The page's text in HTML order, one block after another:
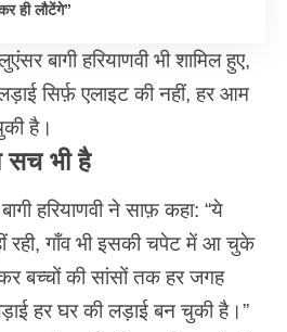
ही लौटेंगे”
बागी हरियाणवी भी शामिल हुए,
सिर्फ़ एलाइट की नहीं, हर आम
है।
सच भी है
हरियाणवी ने साफ़ कहा: “ये
रही, गाँव भी इसकी चपेट में आ चुके
बच्चों की सांसों तक हर जगह
हर घर की लड़ाई बन चुकी है।”